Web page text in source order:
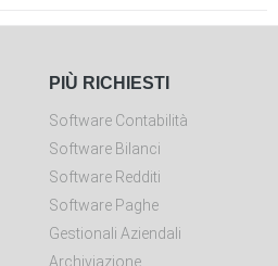
PIÙ RICHIESTI
Software Contabilità
Software Bilanci
Software Redditi
Software Paghe
Gestionali Aziendali
Archiviazione